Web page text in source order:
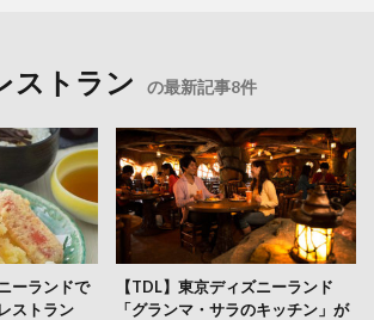
ストラン の最新記事8件
ーランドで
ストラン
【TDL】東京ディズニーランド
「グランマ・サラのキッチン」が